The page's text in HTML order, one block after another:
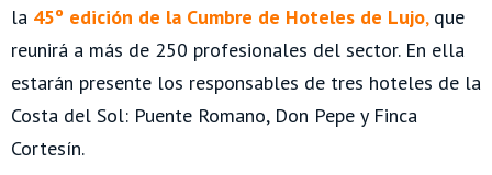
la 45º edición de la Cumbre de Hoteles de Lujo,que
reunirá a más de 250 profesionales del sector. En ella
estarán presente los responsables de tres hoteles de la
Costa del Sol: Puente Romano, Don Pepe y Finca
Cortesín.